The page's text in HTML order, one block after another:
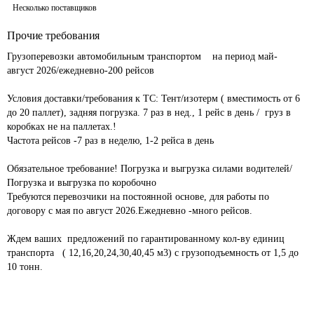
Несколько поставщиков
Прочие требования
Грузоперевозки автомобильным транспортом    на период май-
август 2026/ежедневно-200 рейсов
Условия доставки/требования к ТС: Тент/изотерм ( вместимость от 6
до 20 паллет), задняя погрузка. 7 раз в нед., 1 рейс в день /  груз в
коробках не на паллетах.!
Частота рейсов -7 раз в неделю, 1-2 рейса в день
Обязательное требование! Погрузка и выгрузка силами водителей/
Погрузка и выгрузка по коробочно
Требуются перевозчики на постоянной основе, для работы по
договору с мая по август 2026.Ежедневно -много рейсов.
Ждем ваших  предложений по гарантированному кол-ву единиц
транспорта   ( 12,16,20,24,30,40,45 м3) с грузоподъемность от 1,5 до
10 тонн.